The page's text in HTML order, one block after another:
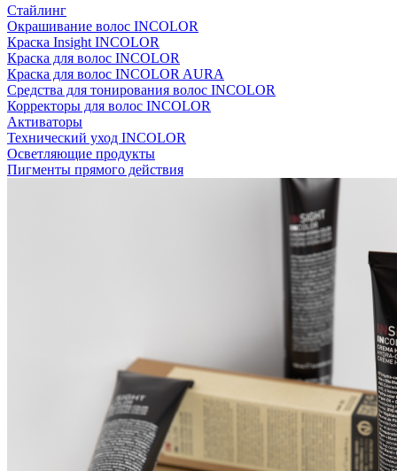
Стайлинг
Окрашивание волос INCOLOR
Краска Insight INCOLOR
Краска для волос INCOLOR
Краска для волос INCOLOR AURA
Средства для тонирования волос INCOLOR
Корректоры для волос INCOLOR
Активаторы
Технический уход INCOLOR
Осветляющие продукты
Пигменты прямого действия